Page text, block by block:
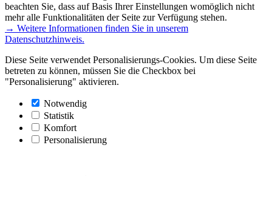
beachten Sie, dass auf Basis Ihrer Einstellungen womöglich nicht
mehr alle Funktionalitäten der Seite zur Verfügung stehen.
→ Weitere Informationen finden Sie in unserem
Datenschutzhinweis.
Diese Seite verwendet Personalisierungs-Cookies. Um diese Seite
betreten zu können, müssen Sie die Checkbox bei
"Personalisierung" aktivieren.
Notwendig
Statistik
Komfort
Personalisierung